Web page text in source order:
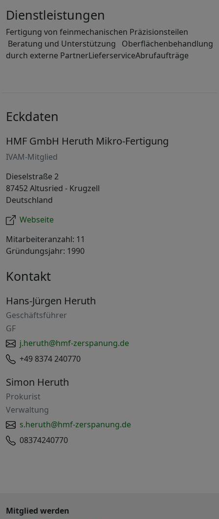
Dienstleistungen
Fertigung von feinmechanischen Präzisionsteilen
Beratung und Unterstützung Oberflächenbehandlung
durch externe PartnerLieferserviceAbrufaufträge
Eckdaten
HMF GmbH Heruth Mikro-Fertigung
IVAM-Mitglied
Dieselstraße 2
87452 Altusried - Krugzell
Deutschland
Webseite
Mitarbeiteranzahl: 11
Gründungsjahr: 1990
Kontakt
Hans-Jürgen Heruth
Geschäftsführer
GF
j.heruth@hmf-zerspanung.de
+49 8374 240770
Simon Heruth
Prokurist
Verwaltung
s.heruth@hmf-zerspanung.de
08374240770
Mitglied werden